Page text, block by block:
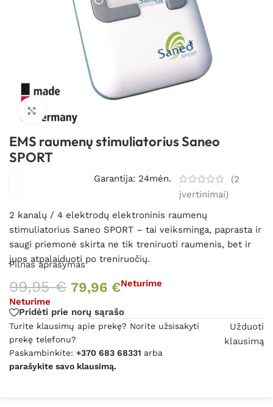
EMS raumenų stimuliatorius Saneo
SPORT
Garantija: 24mėn. (2
įvertinimai)
2 kanalų / 4 elektrodų elektroninis raumenų
stimuliatorius Saneo SPORT – tai veiksminga, paprasta ir
saugi priemonė skirta ne tik treniruoti raumenis, bet ir
juos atpalaiduoti po treniruočių.
Pilnas aprašymas
99,95€ 79,96 €Neturime
Neturime
Pridėti prie norų sąrašo
Turite klausimų apie prekę? Norite užsisakyti
prekę telefonu?
Paskambinkite: +370 683 68331 arba
parašykite savo klausimą.
Užduoti
klausimą